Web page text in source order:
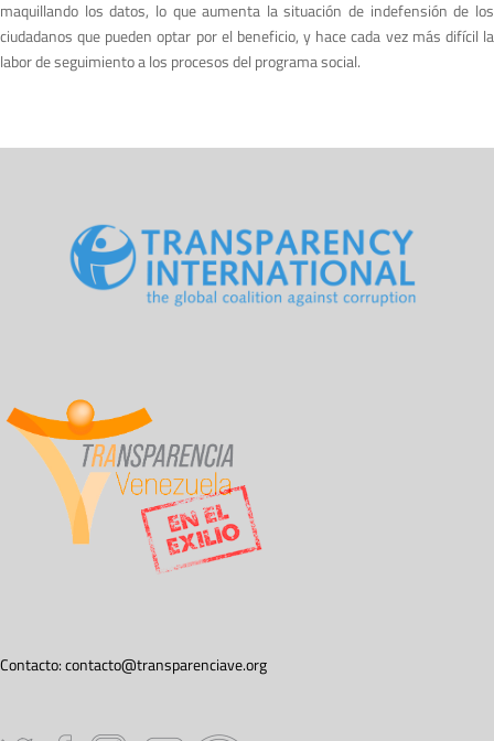
maquillando los datos, lo que aumenta la situación de indefensión de los
ciudadanos que pueden optar por el beneficio, y hace cada vez más difícil la
labor de seguimiento a los procesos del programa social.
Contacto:contacto@transparenciave.org